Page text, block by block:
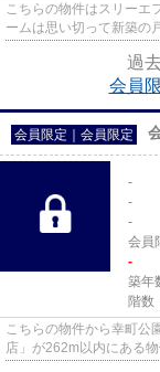
こちらの物件はスリーエ
ームは思い切って新築の
過
会員
会員限定 会員限定
-
-
-
会員
-
築年
階数
こちらの物件から幸町公
店」が262m以内にある